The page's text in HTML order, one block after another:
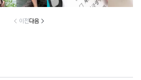
이전다음